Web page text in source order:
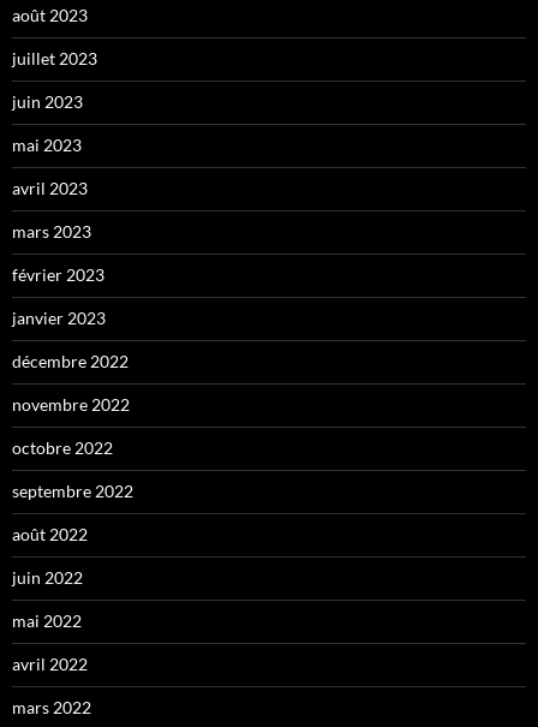
août 2023
juillet 2023
juin 2023
mai 2023
avril 2023
mars 2023
février 2023
janvier 2023
décembre 2022
novembre 2022
octobre 2022
septembre 2022
août 2022
juin 2022
mai 2022
avril 2022
mars 2022